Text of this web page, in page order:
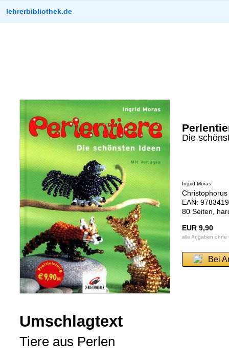
lehrerbibliothek.de
Die
Ingrid Moras
Christophorus
EAN:
80 Seiten,
EUR 9,90
alle Angaben ohne
Bei
Umschlagtext
Tiere aus Perlen